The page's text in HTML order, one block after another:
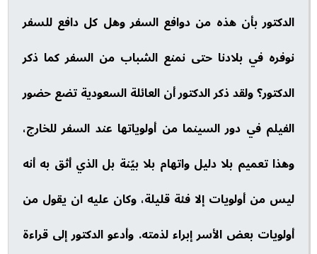
الدكتور بأن هذه من دوافع السفر وهل كل دافع للسفر
نوفره في بلادنا حتى نمنع الشباب من السفر كما ذكر
الدكتور؟ ولقد ذكر الدكتور أن العائلة السعودية تضع حضور
الفيلم في دور السينما من أولوياتها عند السفر للخارج،
وهذا تعميم بلا دليل واتهام بلا بيّنة بل الذي أثق به أنه
ليس من أولويات إلا فئة قليلة، وكان عليه ان يقول من
أولويات بعض الأسر إبراء لذمته. وأدعو الدكتور إلى قراءة